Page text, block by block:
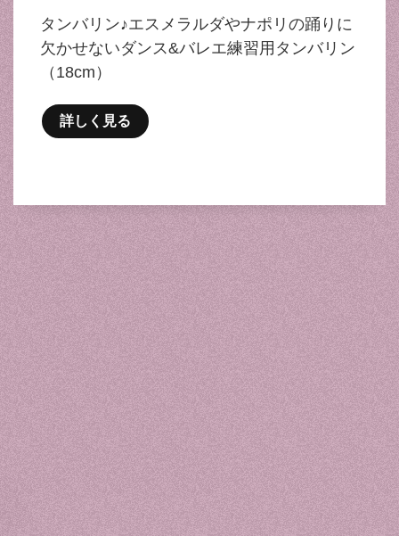
タンバリン♪エスメラルダやナポリの踊りに
欠かせないダンス&バレエ練習用タンバリン
（18cm）
詳しく見る